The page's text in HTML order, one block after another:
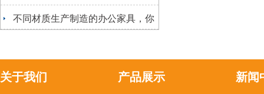
不同材质生产制造的办公家具，你
关于我们 产品展示 新闻